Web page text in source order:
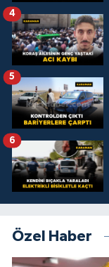
4
5
6
Özel Haber